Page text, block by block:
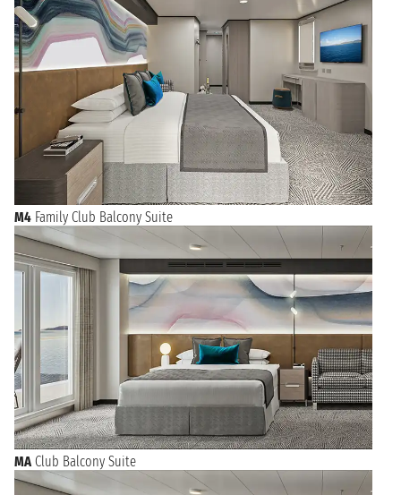
M4 Family Club Balcony Suite
MA Club Balcony Suite